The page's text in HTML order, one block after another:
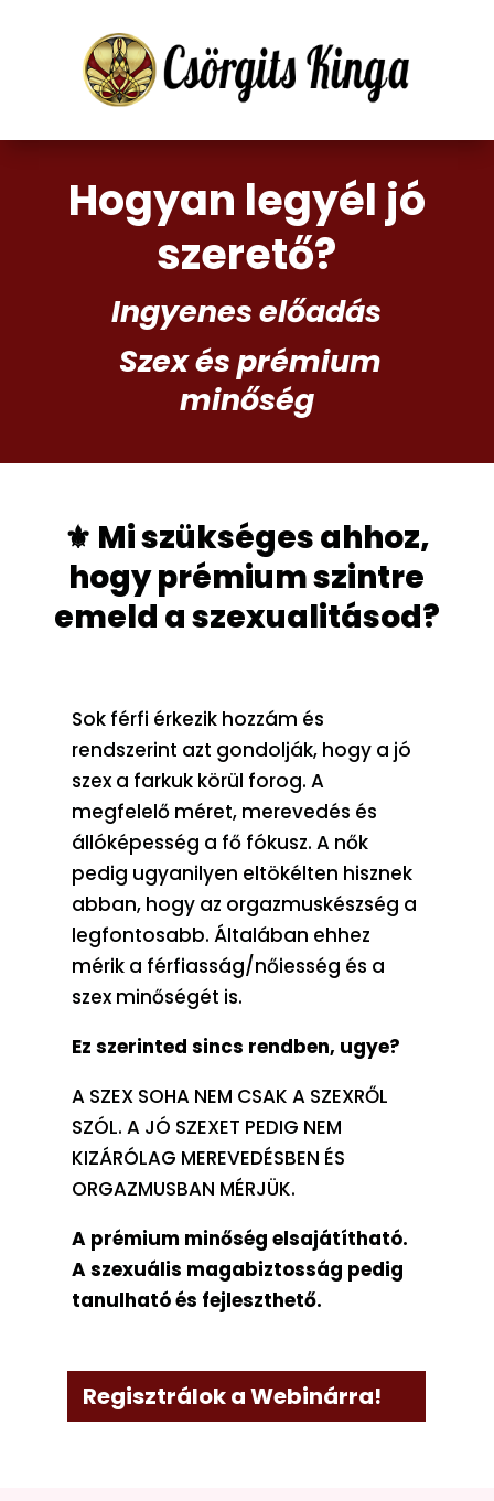
Hogyan legyél jó
szerető?
Ingyenes előadás
Szex és prémium
minőség
⚜️ Mi szükséges ahhoz,
hogy prémium szintre
emeld a szexualitásod?
Sok férfi érkezik hozzám és
rendszerint azt gondolják, hogy a jó
szex a farkuk körül forog. A
megfelelő méret, merevedés és
állóképesség a fő fókusz. A nők
pedig ugyanilyen eltökélten hisznek
abban, hogy az orgazmuskészség a
legfontosabb. Általában ehhez
mérik a férfiasság/nőiesség és a
szex minőségét is.
Ez szerinted sincs rendben, ugye?
A SZEX SOHA NEM CSAK A SZEXRŐL
SZÓL. A JÓ SZEXET PEDIG NEM
KIZÁRÓLAG MEREVEDÉSBEN ÉS
ORGAZMUSBAN MÉRJÜK.
A prémium minőség elsajátítható.
A szexuális magabiztosság pedig
tanulható és fejleszthető.
Regisztrálok a Webinárra!